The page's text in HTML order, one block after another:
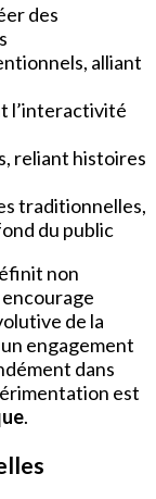
des
alliant
l’interactivité
reliant histoires
traditionnelles,
du public
non
de la
engagement
dans
est
.